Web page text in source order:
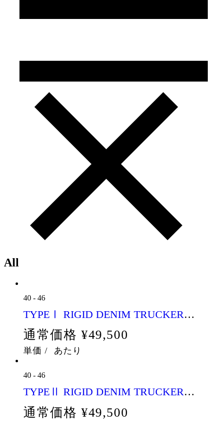
All
40 - 46
TYPEⅠ RIGID DENIM TRUCKER
JACKET
通常価格 ¥49,500
単価 / あたり
40 - 46
TYPEⅡ RIGID DENIM TRUCKER
JACKET
通常価格 ¥49,500